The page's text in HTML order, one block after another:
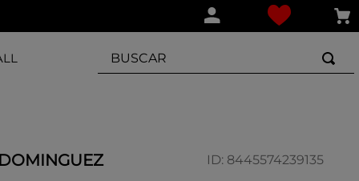
BUSCAR
ID: 8445574239135